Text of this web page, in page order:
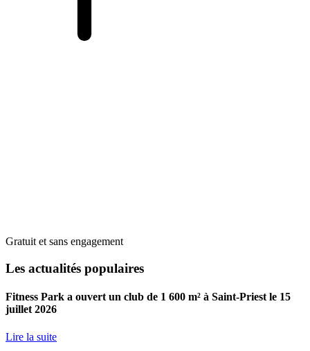
Gratuit et sans engagement
Les actualités populaires
Fitness Park a ouvert un club de 1 600 m² à Saint-Priest le 15
juillet 2026
Lire la suite